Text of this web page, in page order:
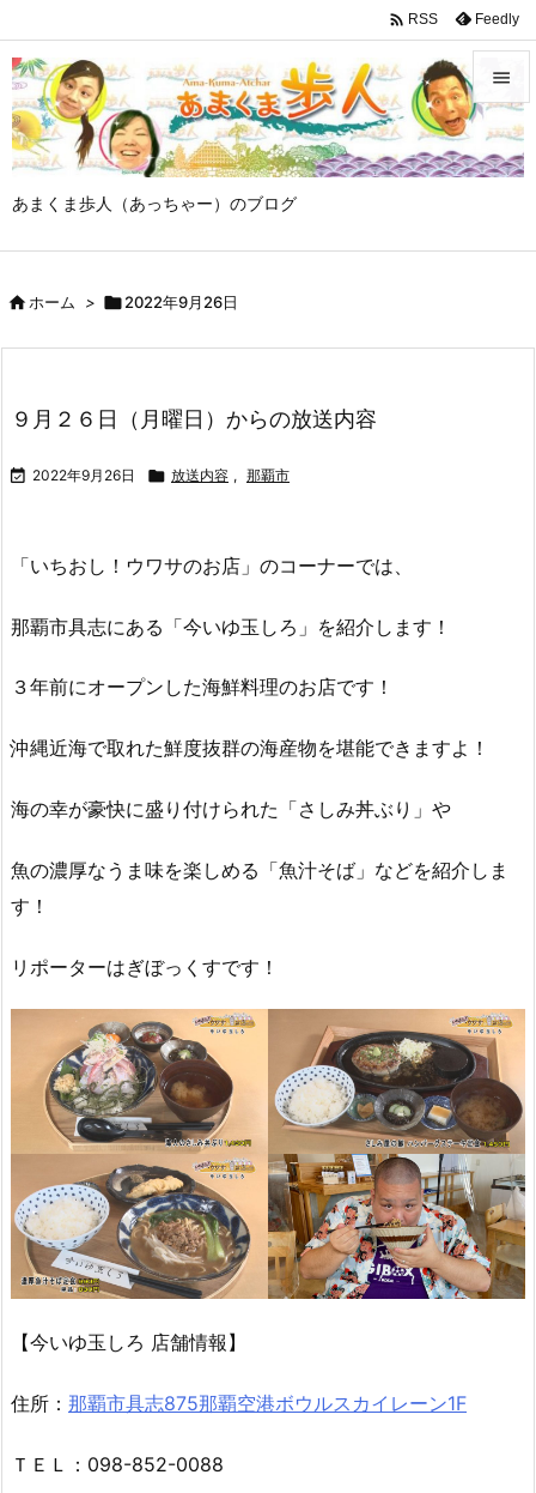
あまくま歩人（あっちゃー）のブログ


メニュ

 RSS Feedly
ホーム > 2022年9月26日
９月２６日（月曜日）からの放送内容
 2022年9月26日  放送内容 , 那覇市
「いちおし！ウワサのお店」のコーナーでは、
那覇市具志にある「今いゆ玉しろ」を紹介します！
３年前にオープンした海鮮料理のお店です！
沖縄近海で取れた鮮度抜群の海産物を堪能できますよ！
海の幸が豪快に盛り付けられた「さしみ丼ぶり」や
魚の濃厚なうま味を楽しめる「魚汁そば」などを紹介しま
す！
リポーターはぎぼっくすです！
【今いゆ玉しろ 店舗情報】
住所： 那覇市具志875那覇空港ボウルスカイレーン1F
ＴＥＬ：098-852-0088